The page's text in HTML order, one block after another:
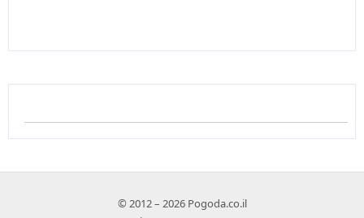
© 2012 – 2026 Pogoda.co.il